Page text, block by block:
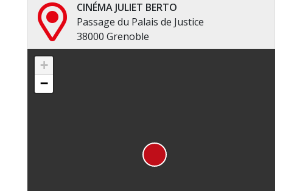
CINÉMA JULIET BERTO
Passage du Palais de Justice
38000 Grenoble
+
−